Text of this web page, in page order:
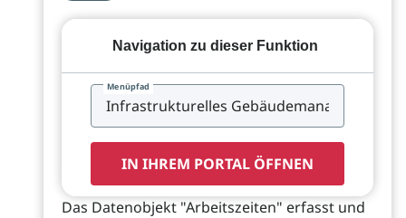
Navigation zu dieser Funktion
Menüpfad
IN IHREM PORTAL ÖFFNEN
Das Datenobjekt "Arbeitszeiten" erfasst und